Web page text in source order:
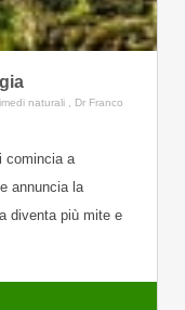
naturali
Dr Franco
comincia a
annuncia la
diventa più mite e